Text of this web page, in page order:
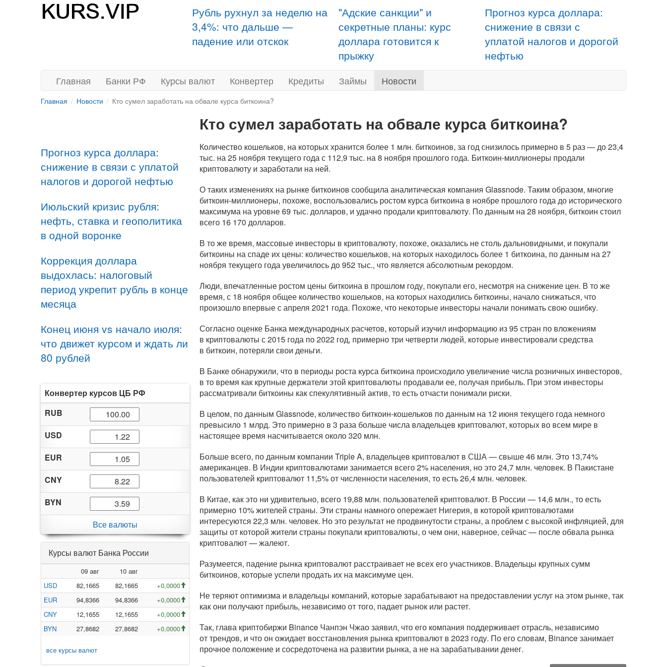
Рубль рухнул за неделю на
3,4%: что дальше —
падение или отскок
"Адские санкции" и
секретные планы: курс
доллара готовится к
прыжку
Прогноз курса доллара:
снижение в связи с
уплатой налогов и дорогой
нефтью
Главная Банки РФ Курсы валют Конвертер Кредиты Займы Новости
Главная Новости Кто сумел заработать на обвале курса биткоина?
Прогноз курса доллара:
снижение в связи с уплатой
налогов и дорогой нефтью
Июльский кризис рубля:
нефть, ставка и геополитика
в одной воронке
Коррекция доллара
выдохлась: налоговый
период укрепит рубль в конце
месяца
Конец июня vs начало июля:
что движет курсом и ждать ли
80 рублей
Конвертер курсов ЦБ РФ
RUB
USD
EUR
CNY
BYN
Все валюты
Курсы валют Банка России
09 авг
10 авг
USD
82,1665 82,1665
+0,0000
EUR
94,8366 94,8366
+0,0000
CNY
12,1655 12,1655
+0,0000
BYN
27,8682 27,8682 +0,0000
все курсы валют
Кто сумел заработать на обвале курса биткоина?
Количество кошельков, на которых хранится более 1 млн. биткоинов, за год снизилось примерно в 5 раз — до 23,4
тыс. на 25 ноября текущего года с 112,9 тыс. на 8 ноября прошлого года. Биткоин-миллионеры продали
криптовалюту и заработали на ней.
О таких изменениях на рынке биткоинов сообщила аналитическая компания Glassnode. Таким образом, многие
биткоин-миллионеры, похоже, воспользовались ростом курса биткоина в ноябре прошлого года до исторического
максимума на уровне 69 тыс. долларов, и удачно продали криптовалюту. По данным на 28 ноября, биткоин стоил
всего 16 170 долларов.
В то же время, массовые инвесторы в криптовалюту, похоже, оказались не столь дальновидными, и покупали
биткоины на спаде их цены: количество кошельков, на которых находилось более 1 биткоина, по данным на 27
ноября текущего года увеличилось до 952 тыс., что является абсолютным рекордом.
Люди, впечатленные ростом цены биткоина в прошлом году, покупали его, несмотря на снижение цен. В то же
время, с 18 ноября общее количество кошельков, на которых находились биткоины, начало снижаться, что
произошло впервые с апреля 2021 года. Похоже, что некоторые инвесторы начали понимать свою ошибку.
Согласно оценке Банка международных расчетов, который изучил информацию из 95 стран по вложениям
в криптовалюты с 2015 года по 2022 год, примерно три четверти людей, которые инвестировали средства
в биткоин, потеряли свои деньги.
В Банке обнаружили, что в периоды роста курса биткоина происходило увеличение числа розничных инвесторов,
в то время как крупные держатели этой криптовалюты продавали ее, получая прибыль. При этом инвесторы
рассматривали биткоины как спекулятивный актив, то есть отчасти понимали риски.
В целом, по данным Glassnode, количество биткоин-кошельков по данным на 12 июня текущего года немного
превысило 1 млрд. Это примерно в 3 раза больше числа владельцев криптовалют, которых во всем мире в
настоящее время насчитывается около 320 млн.
Больше всего, по данным компании Triple A, владельцев криптовалют в США — свыше 46 млн. Это 13,74%
американцев. В Индии криптовалютами занимается всего 2% населения, но это 24,7 млн. человек. В Пакистане
пользователей криптовалют 11,5% от численности населения, то есть 26,4 млн. человек.
В Китае, как это ни удивительно, всего 19,88 млн. пользователей криптовалют. В России — 14,6 млн., то есть
примерно 10% жителей страны. Эти страны намного опережает Нигерия, в которой криптовалютами
интересуются 22,3 млн. человек. Но это результат не продвинутости страны, а проблем с высокой инфляцией, для
защиты от которой жители страны покупали криптовалюты, о чем они, наверное, сейчас — после обвала рынка
криптовалют — жалеют.
Разумеется, падение рынка криптовалют расстраивает не всех его участников. Владельцы крупных сумм
биткоинов, которые успели продать их на максимуме цен.
Не теряют оптимизма и владельцы компаний, которые зарабатывают на предоставлении услуг на этом рынке, так
как они получают прибыль, независимо от того, падает рынок или растет.
Так, глава криптобиржи Binance Чанпэн Чжао заявил, что его компания поддерживает отрасль, независимо
от трендов, и что он ожидает восстановления рынка криптовалют в 2023 году. По его словам, Binance занимает
прочное положение и сосредоточена на развитии рынка, а не на зарабатывании денег.